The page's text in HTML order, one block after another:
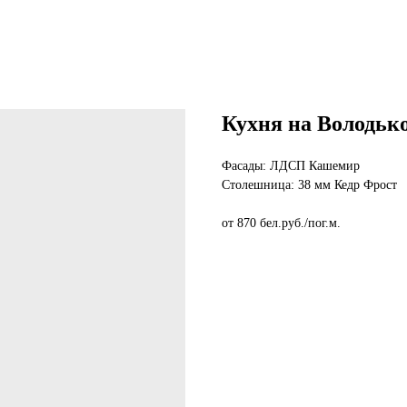
Кухня на
Фасады: ЛДСП Кашемир
Столешница: 38 мм Кедр Фрост
от 870 бел.руб./пог.м.